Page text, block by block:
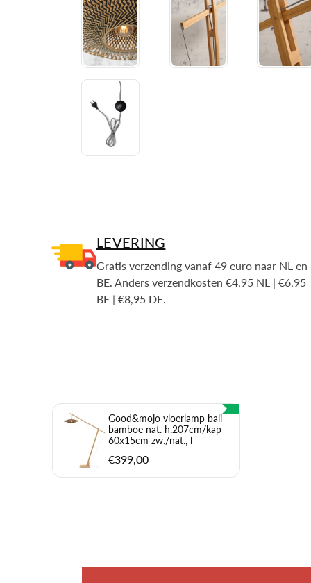
LEVERING
Gratis verzending vanaf 49 euro naar NL en
BE. Anders verzendkosten €4,95 NL | €6,95
BE | €8,95 DE.
Good&mojo vloerlamp bali
bamboe nat. h.207cm/kap
60x15cm zw./nat., l
€399,00